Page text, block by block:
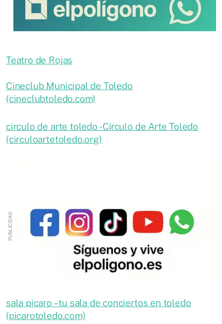
Teatro de Rojas
Cineclub Municipal de Toledo
(cineclubtoledo.com)
circulo de arte toledo - Círculo de Arte Toledo
(circuloartetoledo.org)
sala picaro – tu sala de conciertos en toledo
(picarotoledo.com)